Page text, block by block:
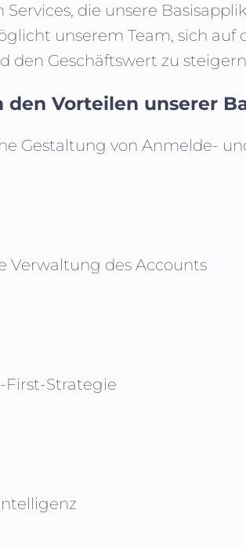
Services, die unsere
unserem Team, sich
den Geschäftswert zu
den Vorteilen unserer
Gestaltung von Anmelde-
Verwaltung des Accounts
First-Strategie